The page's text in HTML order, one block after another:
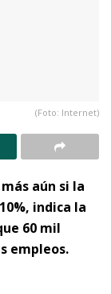
(Foto: Internet)
aún si la
indica la
60 mil
empleos.